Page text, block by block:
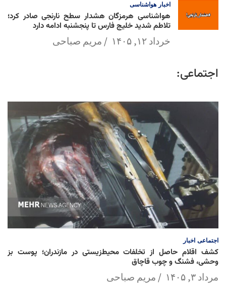
اخبار هواشناسی
هواشناسی هرمزگان هشدار سطح نارنجی صادر کرد؛
تلاطم شدید خلیج فارس تا پنجشنبه ادامه دارد
خرداد ۱۲, ۱۴۰۵ مریم صباحی
اجتماعی:
اجتماعی اخبار
کشف اقلام حاصل از تخلفات محیط‌زیستی در مازندران؛ پوست بز
وحشی، فشنگ و چوب قاچاق
مرداد ۳, ۱۴۰۵ مریم صباحی